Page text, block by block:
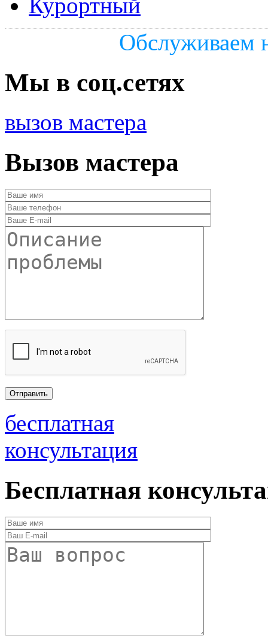
Обслуживаем
Мы в соц.сетях
вызов мастера
Вызов мастера
бесплатная
консультация
Бесплатная